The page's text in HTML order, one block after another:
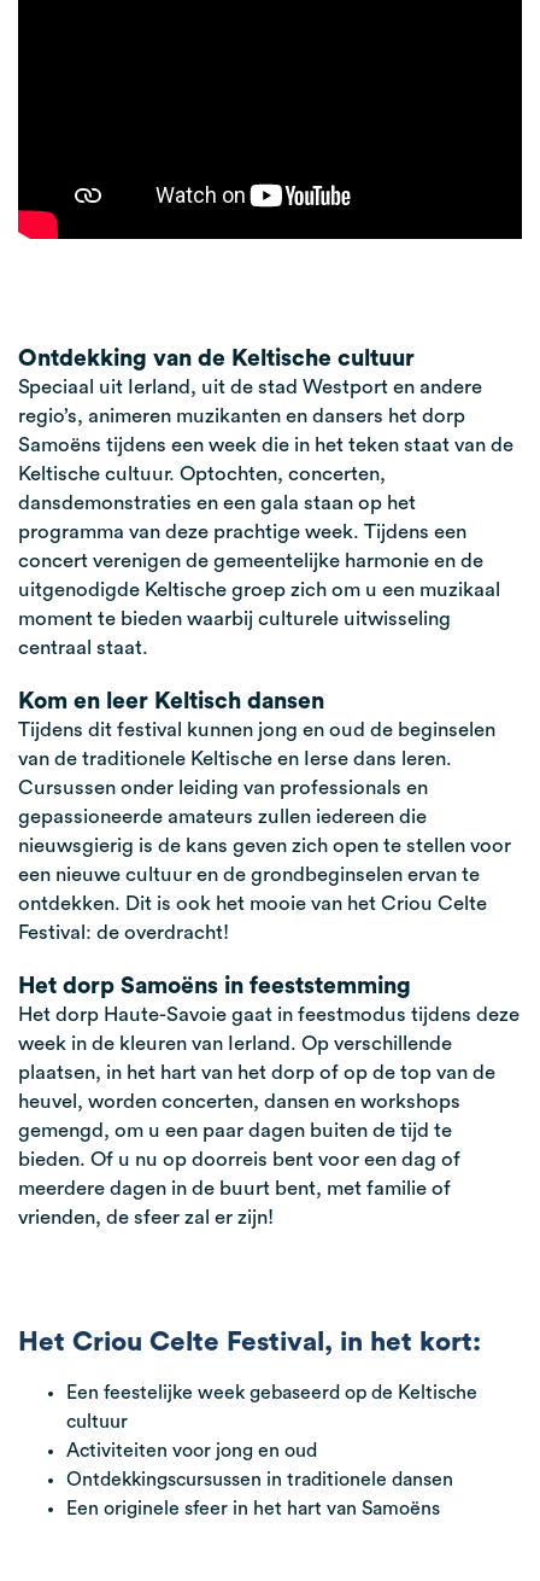
Ontdekking van de Keltische cultuur
Speciaal uit Ierland, uit de stad Westport en andere
regio’s, animeren muzikanten en dansers het dorp
Samoëns tijdens een week die in het teken staat van de
Keltische cultuur. Optochten, concerten,
dansdemonstraties en een gala staan op het
programma van deze prachtige week. Tijdens een
concert verenigen de gemeentelijke harmonie en de
uitgenodigde Keltische groep zich om u een muzikaal
moment te bieden waarbij culturele uitwisseling
centraal staat.
Kom en leer Keltisch dansen
Tijdens dit festival kunnen jong en oud de beginselen
van de traditionele Keltische en Ierse dans leren.
Cursussen onder leiding van professionals en
gepassioneerde amateurs zullen iedereen die
nieuwsgierig is de kans geven zich open te stellen voor
een nieuwe cultuur en de grondbeginselen ervan te
ontdekken. Dit is ook het mooie van het Criou Celte
Festival: de overdracht!
Het dorp Samoëns in feeststemming
Het dorp Haute-Savoie gaat in feestmodus tijdens deze
week in de kleuren van Ierland. Op verschillende
plaatsen, in het hart van het dorp of op de top van de
heuvel, worden concerten, dansen en workshops
gemengd, om u een paar dagen buiten de tijd te
bieden. Of u nu op doorreis bent voor een dag of
meerdere dagen in de buurt bent, met familie of
vrienden, de sfeer zal er zijn!
Het Criou Celte Festival, in het kort:
Een feestelijke week gebaseerd op de Keltische
cultuur
Activiteiten voor jong en oud
Ontdekkingscursussen in traditionele dansen
Een originele sfeer in het hart van Samoëns